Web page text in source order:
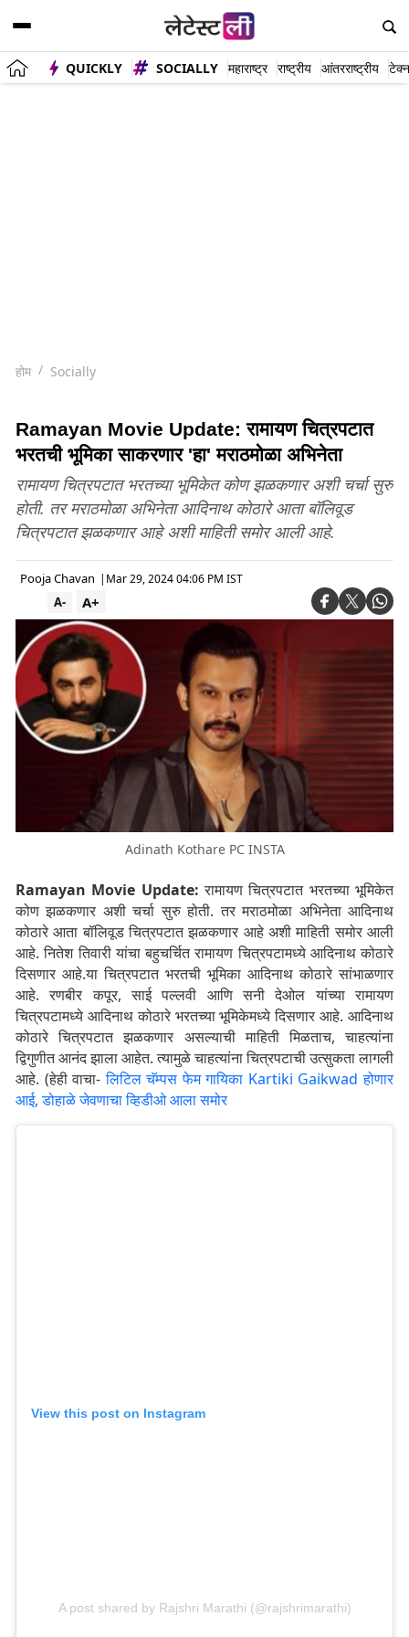
QUICKLY SOCIALLY महाराष्ट्र राष्ट्रीय आंतरराष्ट्रीय
होम Socially
Ramayan Movie Update: रामायण चित्रपटात
भरतची भूमिका साकरणार 'हा' मराठमोळा अभिनेता
रामायण चित्रपटात भरतच्या भूमिकेत कोण झळकणार अशी चर्चा सुरु
होती. तर मराठमोळा अभिनेता आदिनाथ कोठारे आता बॉलिवूड
चित्रपटात झळकणार आहे अशी माहिती समोर आली आहे.
Pooja Chavan | Mar 29, 2024 04:06 PM IST
A+
A-
Adinath Kothare PC INSTA
Ramayan Movie Update:रामायण चित्रपटात भरतच्या भूमिकेत
कोण झळकणार अशी चर्चा सुरु होती. तर मराठमोळा अभिनेता आदिनाथ
कोठारे आता बॉलिवूड चित्रपटात झळकणार आहे अशी माहिती समोर आली
आहे. नितेश तिवारी यांचा बहुचर्चित रामायण चित्रपटामध्ये आदिनाथ कोठारे
दिसणार आहे.या चित्रपटात भरतची भूमिका आदिनाथ कोठारे सांभाळणार
आहे. रणबीर कपूर, साई पल्लवी आणि सनी देओल यांच्या रामायण
चित्रपटामध्ये आदिनाथ कोठारे भरतच्या भूमिकेमध्ये दिसणार आहे. आदिनाथ
कोठारे चित्रपटात झळकणार असल्याची माहिती मिळताच, चाहत्यांना
द्विगुणीत आनंद झाला आहेत. त्यामुळे चाहत्यांना चित्रपटाची उत्सुकता लागली
आहे. (हेही वाचा-लिटिल चॅम्पस फेम गायिका Kartiki Gaikwad होणार
आई, डोहाळे जेवणाचा व्हिडीओ आला समोर
View this post on Instagram
A post shared by Rajshri Marathi (@rajshrimarathi)